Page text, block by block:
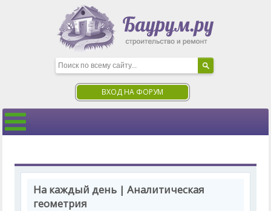
ВХОД НА ФОРУМ
На каждый день | Аналитическая
геометрия